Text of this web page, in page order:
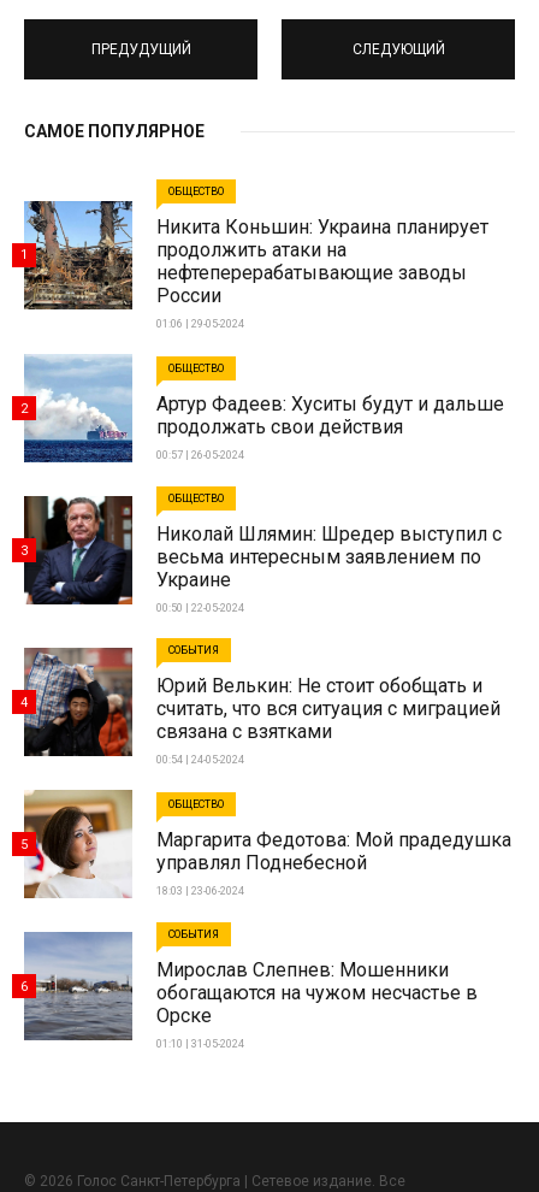
ПРЕДУДУЩИЙ СЛЕДУЮЩИЙ
САМОЕ ПОПУЛЯРНОЕ
ОБЩЕСТВО
Никита Коньшин: Украина планирует
продолжить атаки на
нефтеперерабатывающие заводы
России
01:06 | 29-05-2024
1
ОБЩЕСТВО
Артур Фадеев: Хуситы будут и дальше
продолжать свои действия
00:57 | 26-05-2024
2
ОБЩЕСТВО
Николай Шлямин: Шредер выступил с
весьма интересным заявлением по
Украине
00:50 | 22-05-2024
3
СОБЫТИЯ
Юрий Велькин: Не стоит обобщать и
считать, что вся ситуация с миграцией
связана с взятками
00:54 | 24-05-2024
4
ОБЩЕСТВО
Маргарита Федотова: Мой прадедушка
управлял Поднебесной
18:03 | 23-06-2024
5
СОБЫТИЯ
Мирослав Слепнев: Мошенники
обогащаются на чужом несчастье в
Орске
01:10 | 31-05-2024
6
© 2026 Голос Санкт-Петербурга | Сетевое издание. Все